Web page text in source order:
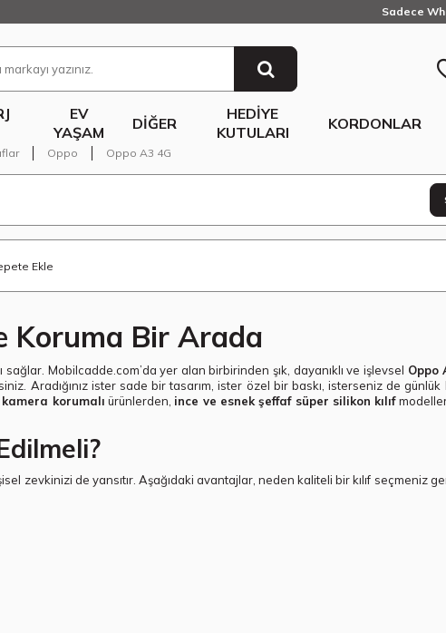
Sadece
EV
YAŞAM
DIĞER
HEDIYE
KUTULARI
KORDONLAR
Oppo Oppo A3 4G
Ekle
Koruma Bir Arada
Mobilcadde.com’da yer alan birbirinden şık, dayanıklı ve işlevsel Oppo
Aradığınız ister sade bir tasarım, ister özel bir baskı, isterseniz de günlük
kamera korumalı ürünlerden, ince ve esnek şeffaf süper silikon kılıf
zevkinizi de yansıtır. Aşağıdaki avantajlar, neden kaliteli bir kılıf seçmeniz